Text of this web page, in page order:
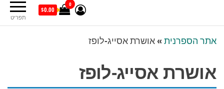
תפריט
0
$0.00
אתר הספרנית »אושרת אסייג-לופז
אושרת אסייג-לופז